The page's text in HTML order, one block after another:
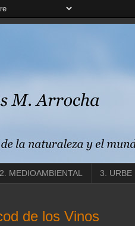
2. MEDIOAMBIENTAL 3. URBE
de los Vinos